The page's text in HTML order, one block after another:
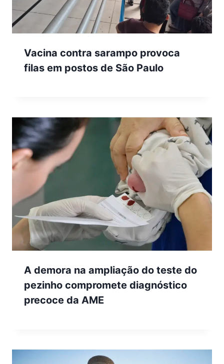
Vacina contra sarampo provoca
filas em postos de São Paulo
A demora na ampliação do teste do
pezinho compromete diagnóstico
precoce da AME